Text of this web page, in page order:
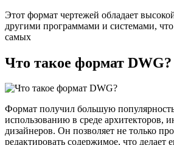
Этот формат чертежей обладает
другими программами и системами,
самых
Что такое формат DWG?
Формат получил большую
использованию в среде архитекторов,
дизайнеров. Он позволяет не только
редактировать содержимое, что делает